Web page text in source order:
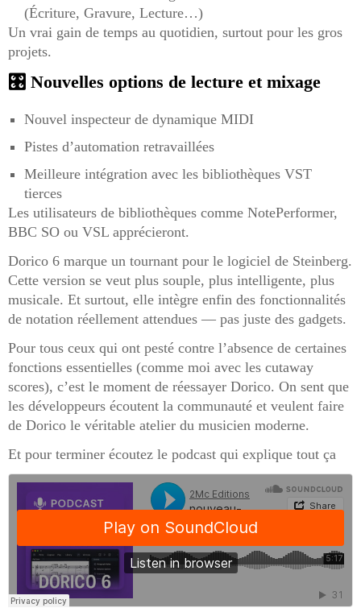
(Écriture, Gravure, Lecture…)
Un vrai gain de temps au quotidien, surtout pour les gros
projets.
🎛️ Nouvelles options de lecture et mixage
Nouvel inspecteur de dynamique MIDI
Pistes d’automation retravaillées
Meilleure intégration avec les bibliothèques VST
tierces
Les utilisateurs de bibliothèques comme NotePerformer,
BBC SO ou VSL apprécieront.
Dorico 6 marque un tournant pour le logiciel de Steinberg.
Cette version se veut plus souple, plus intelligente, plus
musicale. Et surtout, elle intègre enfin des fonctionnalités
de notation réellement attendues — pas juste des gadgets.
Pour tous ceux qui ont pesté contre l’absence de certaines
fonctions essentielles (comme moi avec les cutaway
scores), c’est le moment de réessayer Dorico. On sent que
les développeurs écoutent la communauté et veulent faire
de Dorico le véritable atelier du musicien moderne.
Et pour terminer écoutez le podcast qui explique tout ça